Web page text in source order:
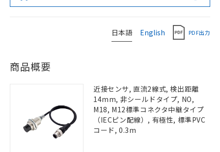
日本語 English PDF出力
商品概要
近接センサ, 直流2線式, 検出距離
14mm, 非シールドタイプ, NO,
M18, M12標準コネクタ中継タイプ
（IECピン配線）, 有極性, 標準PVC
コード, 0.3m